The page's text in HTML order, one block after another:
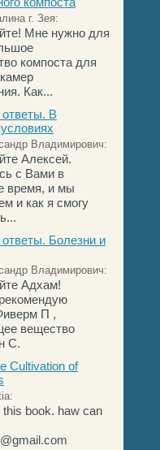
г. Зея:
Мне нужно для
компоста для
Как...
В
Владимирович:
Алексей.
с Вами в
время, и мы
и как я смогу
Болезни и
Владимирович:
Адхам!
П ,
вещество
С.
Cultivation of
this book. haw can